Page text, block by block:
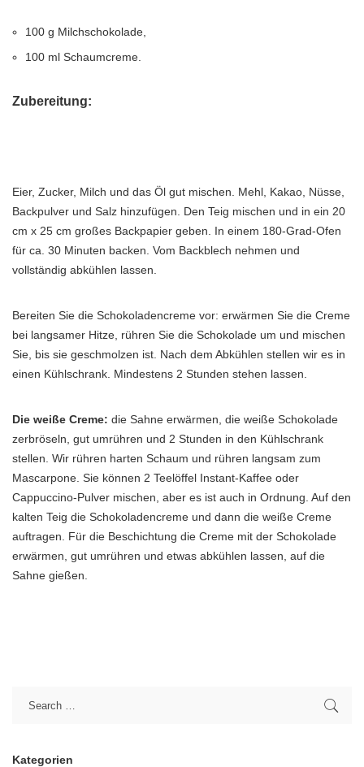
100 g Milchschokolade,
100 ml Schaumcreme.
Zubereitung:
Eier, Zucker, Milch und das Öl gut mischen. Mehl, Kakao, Nüsse,
Backpulver und Salz hinzufügen. Den Teig mischen und in ein 20
cm x 25 cm großes Backpapier geben. In einem 180-Grad-Ofen
für ca. 30 Minuten backen. Vom Backblech nehmen und
vollständig abkühlen lassen.
Bereiten Sie die Schokoladencreme vor: erwärmen Sie die Creme
bei langsamer Hitze, rühren Sie die Schokolade um und mischen
Sie, bis sie geschmolzen ist. Nach dem Abkühlen stellen wir es in
einen Kühlschrank. Mindestens 2 Stunden stehen lassen.
Die weiße Creme: die Sahne erwärmen, die weiße Schokolade
zerbröseln, gut umrühren und 2 Stunden in den Kühlschrank
stellen. Wir rühren harten Schaum und rühren langsam zum
Mascarpone. Sie können 2 Teelöffel Instant-Kaffee oder
Cappuccino-Pulver mischen, aber es ist auch in Ordnung. Auf den
kalten Teig die Schokoladencreme und dann die weiße Creme
auftragen. Für die Beschichtung die Creme mit der Schokolade
erwärmen, gut umrühren und etwas abkühlen lassen, auf die
Sahne gießen.
Kategorien